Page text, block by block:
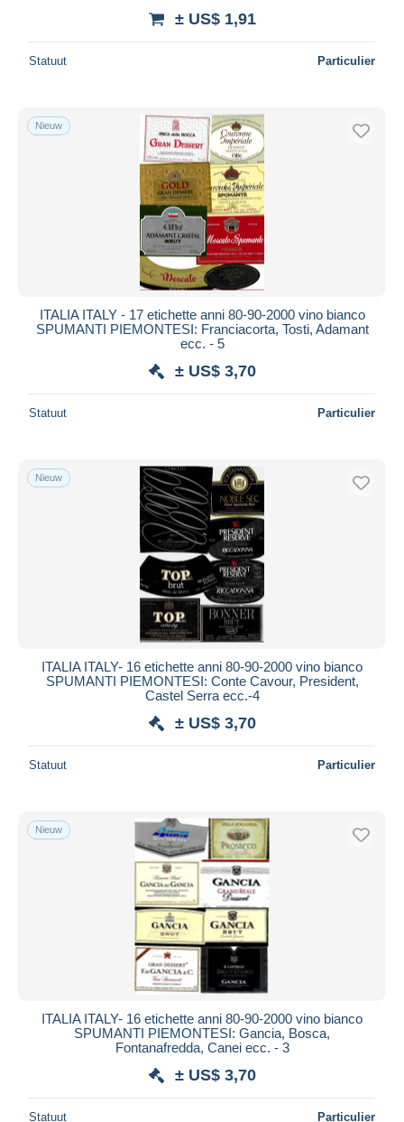
± US$ 1,91
Statuut Particulier
Nieuw
ITALIA ITALY - 17 etichette anni 80-90-2000 vino bianco
SPUMANTI PIEMONTESI: Franciacorta, Tosti, Adamant
ecc. - 5
± US$ 3,70
Statuut Particulier
Nieuw
ITALIA ITALY- 16 etichette anni 80-90-2000 vino bianco
SPUMANTI PIEMONTESI: Conte Cavour, President,
Castel Serra ecc.-4
± US$ 3,70
Statuut Particulier
Nieuw
ITALIA ITALY- 16 etichette anni 80-90-2000 vino bianco
SPUMANTI PIEMONTESI: Gancia, Bosca,
Fontanafredda, Canei ecc. - 3
± US$ 3,70
Statuut Particulier